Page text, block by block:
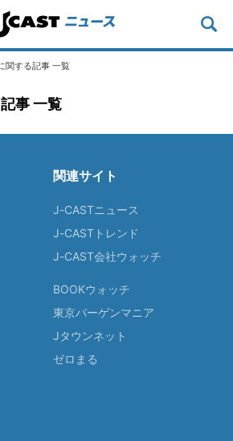
関する記事 一覧
事 一覧
関連サイト
J-CASTニュース
J-CASTトレンド
J-CAST会社ウォッチ
BOOKウォッチ
東京バーゲンマニア
Jタウンネット
ゼロまる